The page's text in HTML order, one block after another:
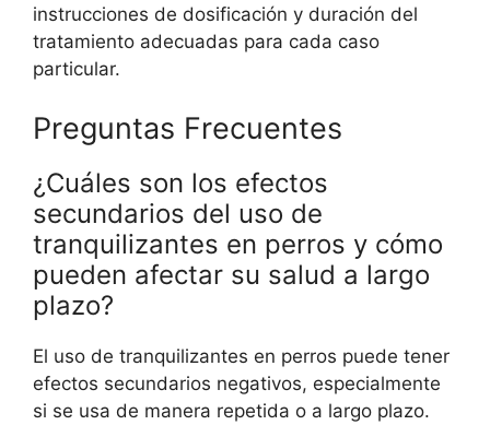
instrucciones de dosificación y duración del
tratamiento adecuadas para cada caso
particular.
Preguntas Frecuentes
¿Cuáles son los efectos
secundarios del uso de
tranquilizantes en perros y cómo
pueden afectar su salud a largo
plazo?
El uso de tranquilizantes en perros puede tener
efectos secundarios negativos, especialmente
si se usa de manera repetida o a largo plazo.